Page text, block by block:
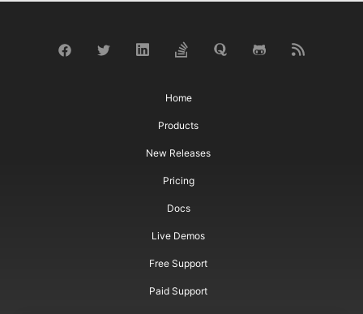
Home
Products
New Releases
Pricing
Docs
Live Demos
Free Support
Paid Support